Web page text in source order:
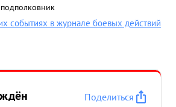
подполковник
событиях в журнале боевых действий
Поделиться